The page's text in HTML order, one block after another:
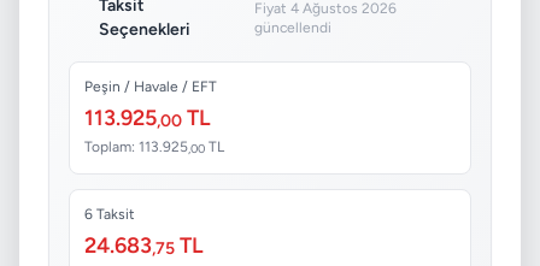
Taksit
Seçenekleri
Fiyat 4 Ağustos 2026
güncellendi
Peşin / Havale / EFT
113.925,00 TL
Toplam: 113.925,00 TL
6 Taksit
24.683,75 TL